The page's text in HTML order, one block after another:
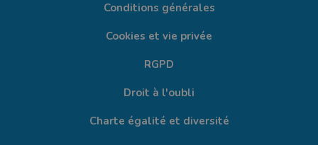
Conditions générales
Cookies et vie privée
RGPD
Droit à l'oubli
Charte égalité et diversité